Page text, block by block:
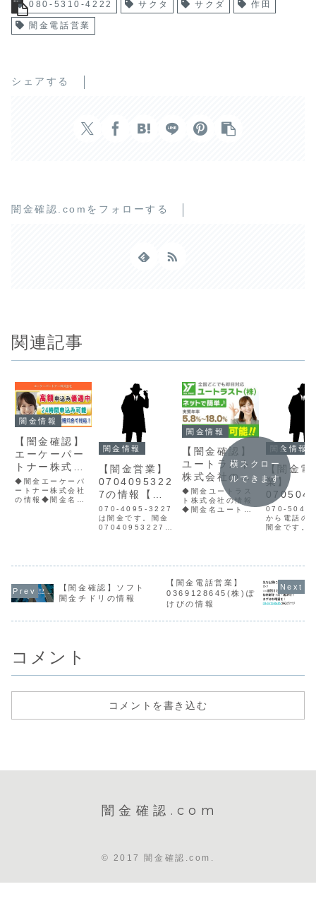
080-5310-4222 サクタ サクダ 作田
闇金電話営業
シェアする
闇金確認.comをフォローする
関連記事
闇金情報
【闇金確認】
エーケーパー
トナー株式会
社の情報
◆闇金エーケーパ
ートナー株式会社
の情報◆闇金名エ
号が確認出来ませ
んでした。このよ
闇金情報
【闇金営業】
0704095322
7の情報【迷
惑電話】
070-4095-3227
は闇金です。闇金
07040953227の
せん。取り立て時
は攻撃的な言葉遣
いになり、嫌がら
闇金情報
【闇金確認】
ユートラスト
株式会社の情
報
◆闇金ユートラス
ト株式会社の情報
◆闇金名ユートラ
先メールユートラ
情報を確認してみ
たら、貸金業登録
番号が認識できま
せんでした。この
ような...
闇金情報
【闇金電
業】
9の情報
070-
から電話の
闇金です。
丁寧で、心
言葉でロー
介をしてき
横スクロー
ルできます
【闇金確認】ソフト
闇金チドリの情報
【闇金電話営業】
0369128645(株)ぽ
けびの情報
コメント
コメントを書き込む
闇金確認.com
© 2017 闇金確認.com.